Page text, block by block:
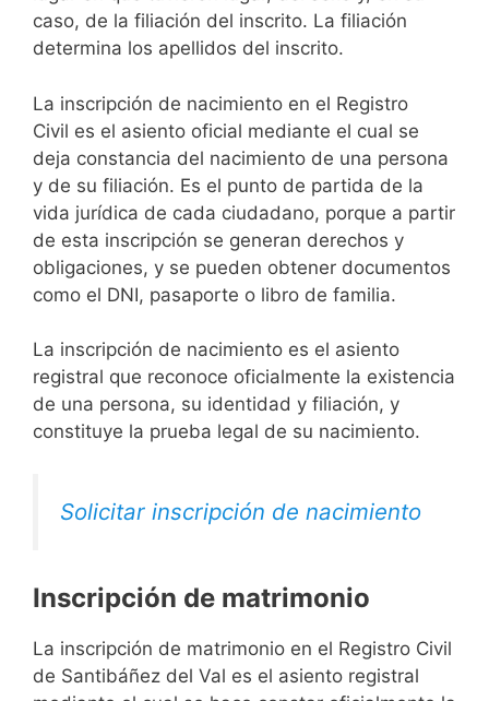
caso, de la filiación del inscrito. La filiación
determina los apellidos del inscrito.
La inscripción de nacimiento en el Registro
Civil es el asiento oficial mediante el cual se
deja constancia del nacimiento de una persona
y de su filiación. Es el punto de partida de la
vida jurídica de cada ciudadano, porque a partir
de esta inscripción se generan derechos y
obligaciones, y se pueden obtener documentos
como el DNI, pasaporte o libro de familia.
La inscripción de nacimiento es el asiento
registral que reconoce oficialmente la existencia
de una persona, su identidad y filiación, y
constituye la prueba legal de su nacimiento.
Solicitar inscripción de nacimiento
Inscripción de matrimonio
La inscripción de matrimonio en el Registro Civil
de Santibáñez del Val es el asiento registral